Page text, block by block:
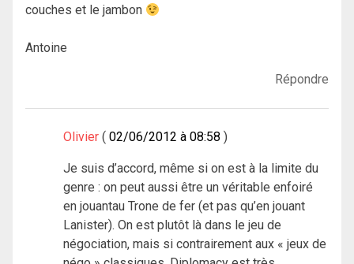
couches et le jambon
Antoine
Répondre
Olivier 02/06/2012 à 08:58
Je suis d’accord, même si on est à la limite du
genre : on peut aussi être un véritable enfoiré
en jouantau Trone de fer (et pas qu’en jouant
Lanister). On est plutôt là dans le jeu de
négociation, mais si contrairement aux « jeux de